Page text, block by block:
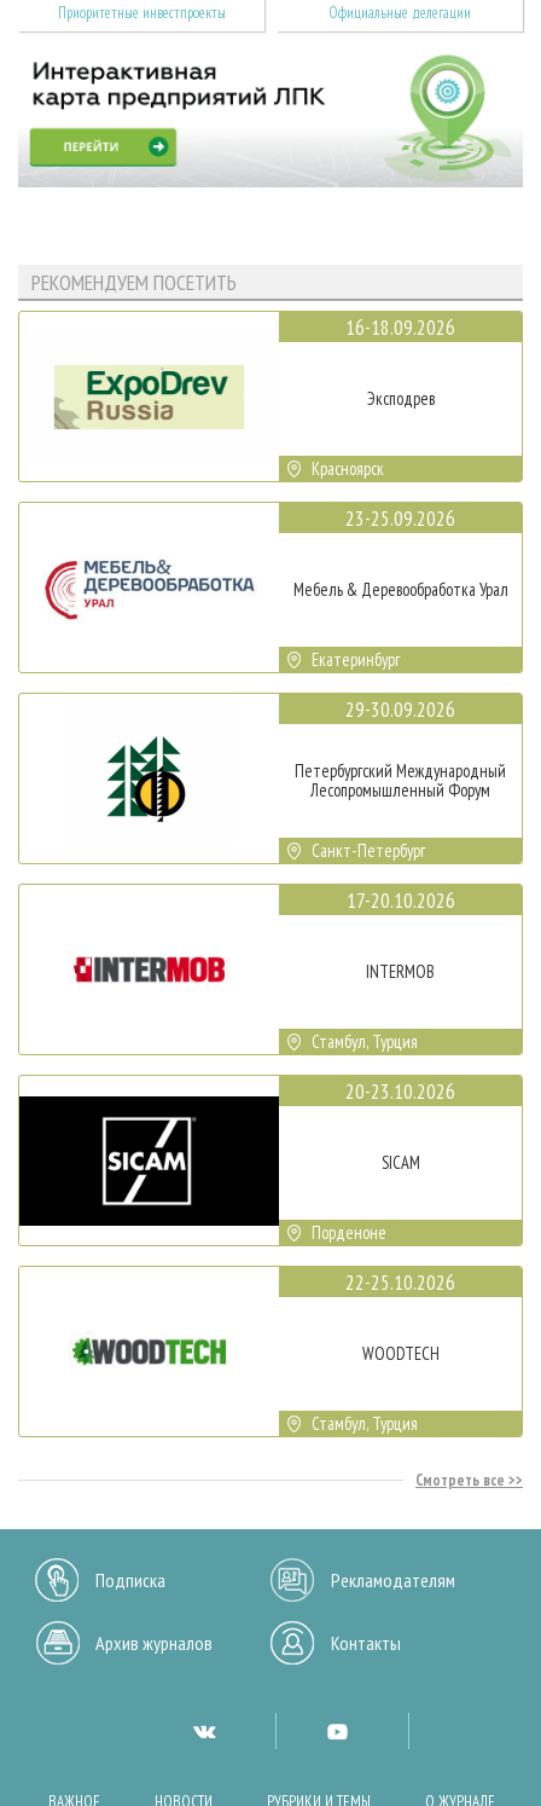
Приоритетные инвестпроекты Официальные делегации
РЕКОМЕНДУЕМ ПОСЕТИТЬ
16-18.09.2026
Эксподрев
Красноярск
23-25.09.2026
Мебель & Деревообработка Урал
Екатеринбург
29-30.09.2026
Петербургский Международный
Лесопромышленный Форум
Санкт-Петербург
17-20.10.2026
INTERMOB
Стамбул, Турция
20-23.10.2026
SICAM
Порденоне
22-25.10.2026
WOODTECH
Стамбул, Турция
Смотреть все
Подписка Рекламодателям
Архив журналов Контакты